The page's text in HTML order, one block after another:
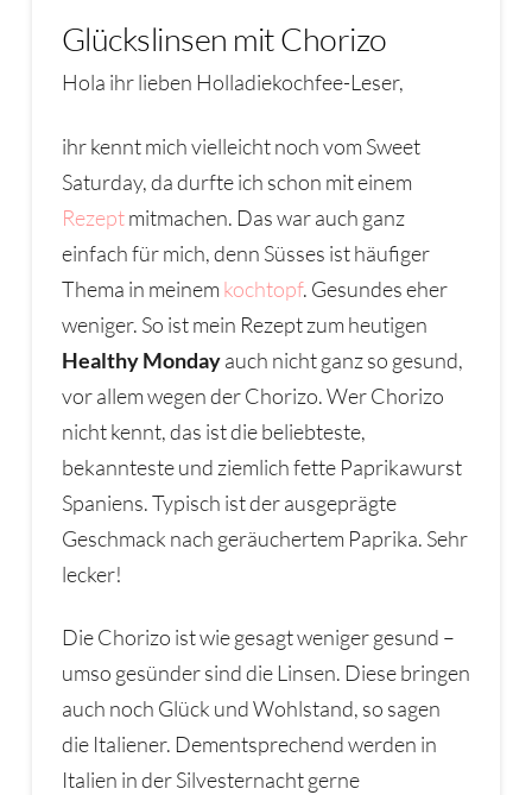
Glückslinsen mit Chorizo
Hola ihr lieben Holladiekochfee-Leser,
ihr kennt mich vielleicht noch vom Sweet
Saturday, da durfte ich schon mit einem
Rezeptmitmachen. Das war auch ganz
einfach für mich, denn Süsses ist häufiger
Thema in meinem kochtopf. Gesundes eher
weniger. So ist mein Rezept zum heutigen
Healthy Mondayauch nicht ganz so gesund,
vor allem wegen der Chorizo. Wer Chorizo
nicht kennt, das ist die beliebteste,
bekannteste und ziemlich fette Paprikawurst
Spaniens. Typisch ist der ausgeprägte
Geschmack nach geräuchertem Paprika. Sehr
lecker!
Die Chorizo ist wie gesagt weniger gesund –
umso gesünder sind die Linsen. Diese bringen
auch noch Glück und Wohlstand, so sagen
die Italiener. Dementsprechend werden in
Italien in der Silvesternacht gerne